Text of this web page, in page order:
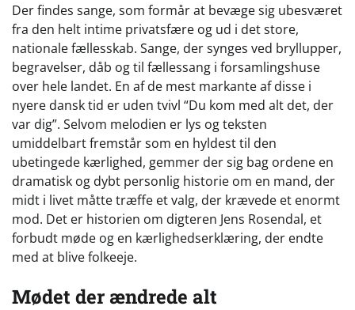
Der findes sange, som formår at bevæge sig ubesværet
fra den helt intime privatsfære og ud i det store,
nationale fællesskab. Sange, der synges ved bryllupper,
begravelser, dåb og til fællessang i forsamlingshuse
over hele landet. En af de mest markante af disse i
nyere dansk tid er uden tvivl “Du kom med alt det, der
var dig”. Selvom melodien er lys og teksten
umiddelbart fremstår som en hyldest til den
ubetingede kærlighed, gemmer der sig bag ordene en
dramatisk og dybt personlig historie om en mand, der
midt i livet måtte træffe et valg, der krævede et enormt
mod. Det er historien om digteren Jens Rosendal, et
forbudt møde og en kærlighedserklæring, der endte
med at blive folkeeje.
Mødet der ændrede alt